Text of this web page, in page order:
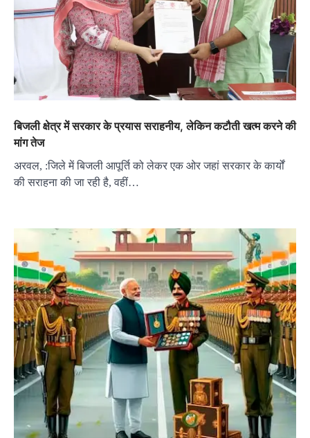
बिजली क्षेत्र में सरकार के प्रयास सराहनीय, लेकिन कटौती खत्म करने की
मांग तेज
अरवल, :जिले में बिजली आपूर्ति को लेकर एक ओर जहां सरकार के कार्यों
की सराहना की जा रही है, वहीं…